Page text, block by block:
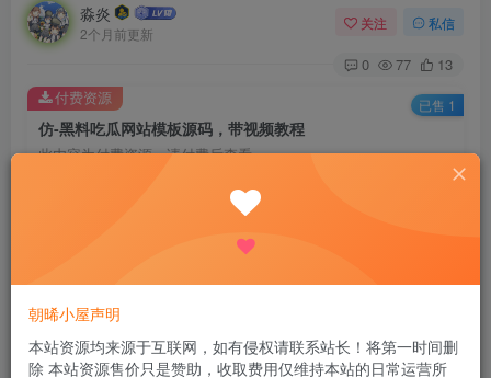
淼炎
2个月前更新
关注 私信
0 77 13
仿-黑料吃瓜网站模板源码，带视频教程
此内容为付费资源，请付费后查看
付费资源 已售 1
朝晞小屋声明
本站资源均来源于互联网，如有侵权请联系站长！将第一时间删
除 本站资源售价只是赞助，收取费用仅维持本站的日常运营所